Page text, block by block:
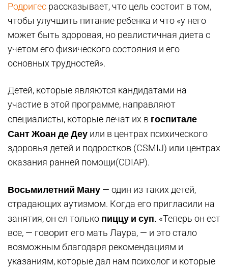
Родригес рассказывает, что цель состоит в том,
чтобы улучшить питание ребенка и что «у него
может быть здоровая, но реалистичная диета с
учетом его физического состояния и его
основных трудностей».
Детей, которые являются кандидатами на
участие в этой программе, направляют
специалисты, которые лечат их в госпитале
Сант Жоан де Деу или в центрах психического
здоровья детей и подростков (CSMIJ) или центрах
оказания ранней помощи(CDIAP).
Восьмилетний Ману — один из таких детей,
страдающих аутизмом. Когда его пригласили на
занятия, он ел только пиццу и суп. «Теперь он ест
все, — говорит его мать Лаура, — и это стало
возможным благодаря рекомендациям и
указаниям, которые дал нам психолог и которые